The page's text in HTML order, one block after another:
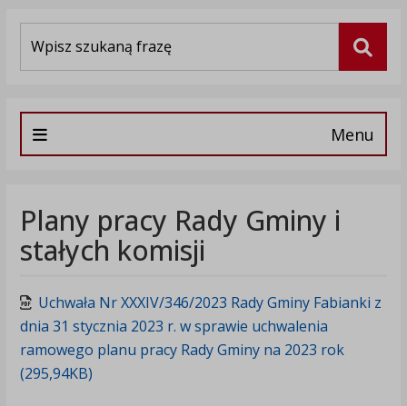
Menu
Plany pracy Rady Gminy i
stałych komisji
Uchwała Nr XXXIV/346/2023 Rady Gminy Fabianki z
dnia 31 stycznia 2023 r. w sprawie uchwalenia
ramowego planu pracy Rady Gminy na 2023 rok
(295,94KB)